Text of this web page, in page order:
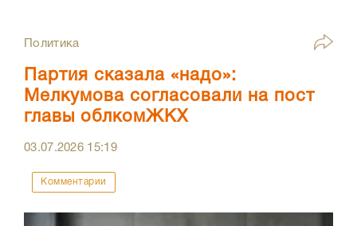
Политика
Партия сказала «надо»:
Мелкумова согласовали на пост
главы облкомЖКХ
03.07.2026 15:19
Комментарии